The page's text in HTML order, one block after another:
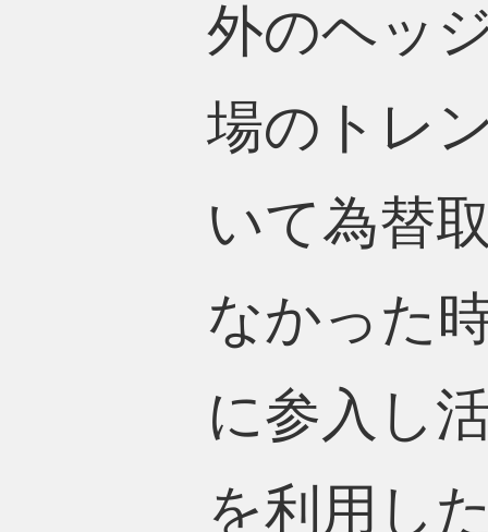
外のヘッ
場のトレ
いて為替
なかった
に参入し
を利用し